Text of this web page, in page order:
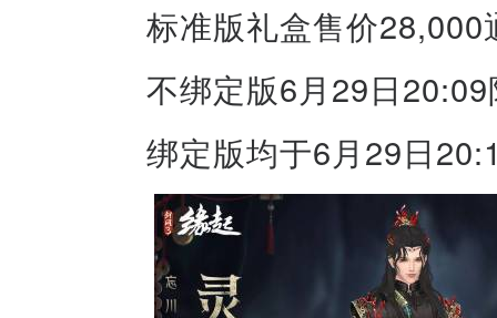
标准版礼盒售价
不绑定版6月29日
绑定版均于6月29日